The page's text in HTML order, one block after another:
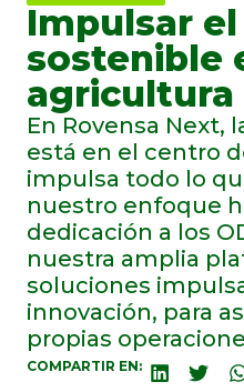
Impulsar
sostenible
agricultura
En Rovensa Next,
está en el centro
impulsa todo lo
nuestro enfoque
dedicación a los
nuestra amplia
soluciones
innovación, para
propias
COMPARTIR EN: